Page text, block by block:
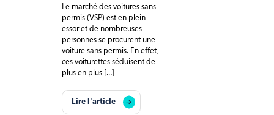
Le marché des voitures sans
permis (VSP) est en plein
essor et de nombreuses
personnes se procurent une
voiture sans permis. En effet,
ces voiturettes séduisent de
plus en plus […]
Lire l'article